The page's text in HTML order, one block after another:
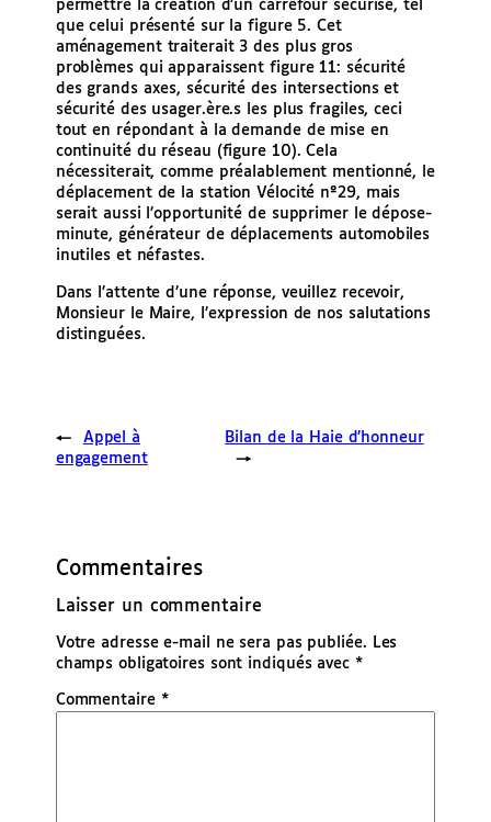
permettre la création d’un carrefour sécurisé, tel
que celui présenté sur la figure 5. Cet
aménagement traiterait 3 des plus gros
problèmes qui apparaissent figure 11: sécurité
des grands axes, sécurité des intersections et
sécurité des usager.ère.s les plus fragiles, ceci
tout en répondant à la demande de mise en
continuité du réseau (figure 10). Cela
nécessiterait, comme préalablement mentionné, le
déplacement de la station Vélocité nº29, mais
serait aussi l’opportunité de supprimer le dépose-
minute, générateur de déplacements automobiles
inutiles et néfastes.
Dans l’attente d’une réponse, veuillez recevoir,
Monsieur le Maire, l’expression de nos salutations
distinguées.
←
Appel à
engagement
Bilan de la Haie d’honneur
→
Commentaires
Laisser un commentaire
Votre adresse e-mail ne sera pas publiée.
Les
champs obligatoires sont indiqués avec *
Commentaire *